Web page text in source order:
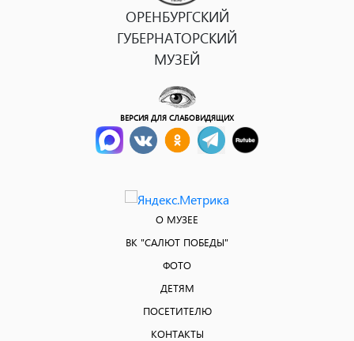
ОРЕНБУРГСКИЙ
ГУБЕРНАТОРСКИЙ
МУЗЕЙ
ВЕРСИЯ ДЛЯ СЛАБОВИДЯЩИХ
О МУЗЕЕ
ВК "САЛЮТ ПОБЕДЫ"
ФОТО
ДЕТЯМ
ПОСЕТИТЕЛЮ
КОНТАКТЫ